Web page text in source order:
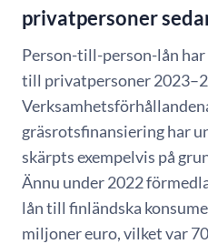
privatpersoner
Person-till-person-lån
till privatpersoner
gräsrotsfinansiering har
skärpts exempelvis på
Ännu under 2022
lån till finländska
miljoner euro, vilket var